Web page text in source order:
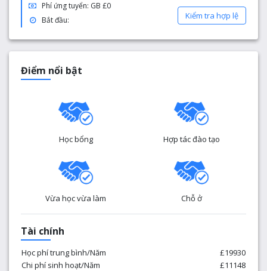
Phí ứng tuyển: GB £0
Bắt đầu:
Kiểm tra hợp lệ
Điểm nổi bật
Học bổng Hợp tác đào tạo
Vừa học vừa làm Chỗ ở
Tài chính
Học phí trung bình/Năm
£19930
Chi phí sinh hoạt/Năm
£11148